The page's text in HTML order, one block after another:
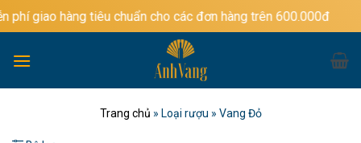
Bỏ
qua
dung
tiêu chuẩn cho các đơn hàng trên 600.000đ
Trang chủ » Loại rượu » Vang Đỏ